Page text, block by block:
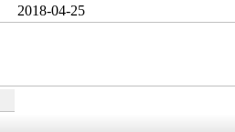
2018-04-25